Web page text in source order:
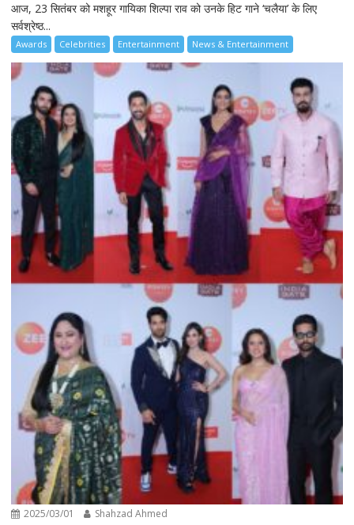
आज, 23 सितंबर को मशहूर गायिका शिल्पा राव को उनके हिट गाने ‘चलैया’ के लिए
सर्वश्रेष्ठ...
Awards Celebrities Entertainment News & Entertainment
2025/03/01 Shahzad Ahmed